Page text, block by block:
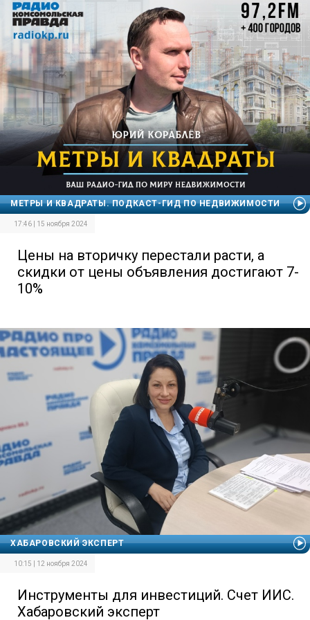
МЕТРЫ И КВАДРАТЫ. ПОДКАСТ-ГИД ПО НЕДВИЖИМОСТИ
17:46 | 15 ноября 2024
Цены на вторичку перестали расти, а
скидки от цены объявления достигают 7-
10%
ХАБАРОВСКИЙ ЭКСПЕРТ
10:15 | 12 ноября 2024
Инструменты для инвестиций. Счет ИИС.
Хабаровский эксперт